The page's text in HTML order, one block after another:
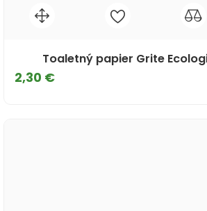
Toaletný papier Grite
2,30 €Cena